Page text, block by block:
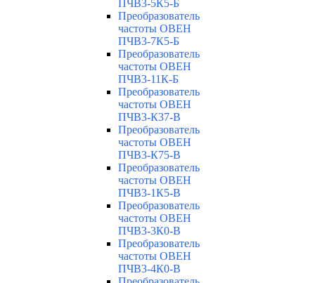
ПЧВ3-5К5-Б
Преобразователь
частоты ОВЕН
ПЧВ3-7К5-Б
Преобразователь
частоты ОВЕН
ПЧВ3-11К-Б
Преобразователь
частоты ОВЕН
ПЧВ3-К37-В
Преобразователь
частоты ОВЕН
ПЧВ3-К75-В
Преобразователь
частоты ОВЕН
ПЧВ3-1К5-В
Преобразователь
частоты ОВЕН
ПЧВ3-3К0-В
Преобразователь
частоты ОВЕН
ПЧВ3-4К0-В